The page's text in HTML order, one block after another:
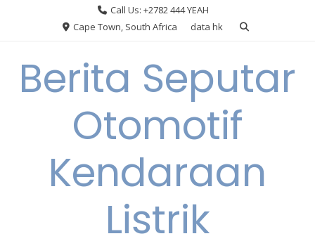
Call Us: +2782 444 YEAH
Cape Town, South Africa
data hk
Berita Seputar
Otomotif
Kendaraan
Listrik